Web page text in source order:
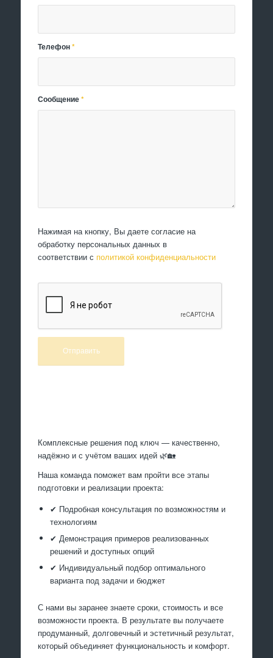
Телефон*
Сообщение*
Нажимая на кнопку, Вы даете согласие на
обработку персональных данных в
соответствии с политикой конфиденциальности
Комплексные решения под ключ — качественно,
надёжно и с учётом ваших идей 🌿🏡
Наша команда поможет вам пройти все этапы
подготовки и реализации проекта:
✔ Подробная консультация по возможностям и
технологиям
✔ Демонстрация примеров реализованных
решений и доступных опций
✔ Индивидуальный подбор оптимального
варианта под задачи и бюджет
С нами вы заранее знаете сроки, стоимость и все
возможности проекта. В результате вы получаете
продуманный, долговечный и эстетичный результат,
который объединяет функциональность и комфорт.